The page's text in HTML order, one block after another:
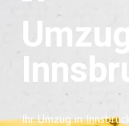
Ihr Umzug in